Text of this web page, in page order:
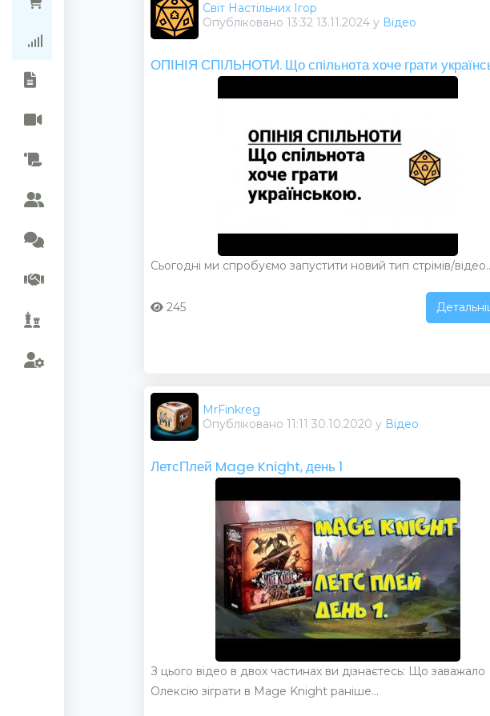
Рейтинг колекцій
Світ Настільних Ігор
Опубліковано 13:32 13.11.2024 у Відео
ОПІНІЯ СПІЛЬНОТИ. Що спільнота хоче грати
Сьогодні ми спробуємо запустити новий тип стрімів/
245
MrFinkreg
Опубліковано 11:11 30.10.2020 у Відео
ЛетсПлей Mage Knight, день 1
З цього відео в двох частинах ви дізнаєтесь: Що заважало
Олексію зіграти в Mage Knight раніше...